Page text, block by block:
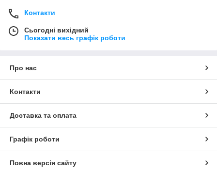
Контакти
Сьогодні вихідний
Показати весь графік роботи
Про нас
Контакти
Доставка та оплата
Графік роботи
Повна версія сайту